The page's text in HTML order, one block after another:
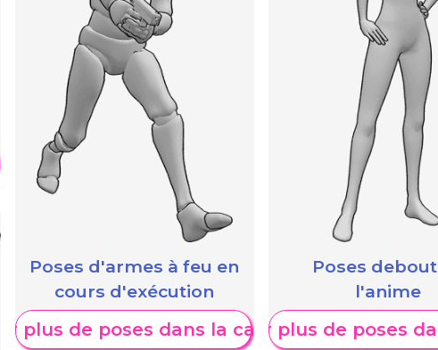
Poses d'armes à feu en
cours d'exécution
plus de poses dans la catégorie
Poses
l'anime
Afficher plus de poses